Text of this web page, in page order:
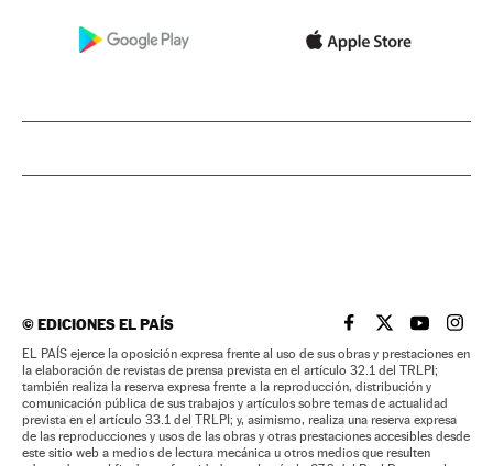
©EDICIONES EL PAÍS EL PAÍS BRASIL EN
EL PAÍSEL PAÍS
EL
EL PAÍS ejerce la oposición expresa frente al uso de sus obras y prestaciones en
la elaboración de revistas de prensa prevista en el artículo 32.1 del TRLPI;
también realiza la reserva expresa frente a la reproducción, distribución y
comunicación pública de sus trabajos y artículos sobre temas de actualidad
prevista en el artículo 33.1 del TRLPI; y, asimismo, realiza una reserva expresa
de las reproducciones y usos de las obras y otras prestaciones accesibles desde
este sitio web a medios de lectura mecánica u otros medios que resulten